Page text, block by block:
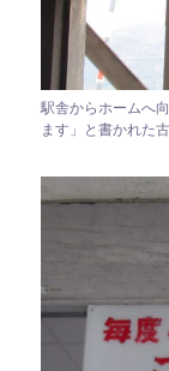
駅舎からホームへ
ます」と書かれた